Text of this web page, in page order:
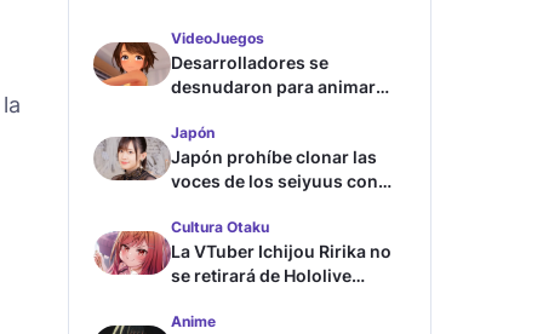
VideoJuegos
Desarrolladores se
desnudaron para animar
Japón
Japón prohíbe clonar las
voces de los seiyuus con
Cultura Otaku
La VTuber Ichijou Ririka no
se retirará de Hololive
Anime